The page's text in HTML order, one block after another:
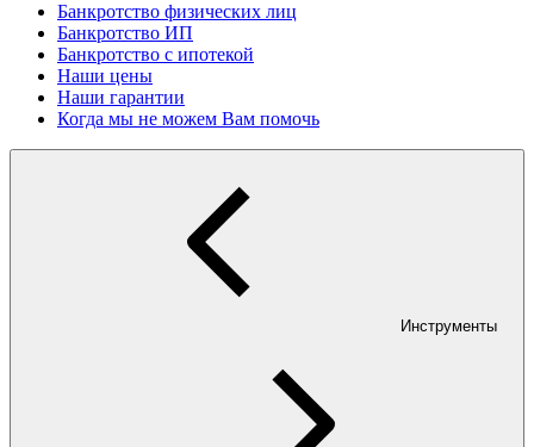
Банкротство физических лиц
Банкротство ИП
Банкротство с ипотекой
Наши цены
Наши гарантии
Когда мы не можем Вам помочь
Инструменты